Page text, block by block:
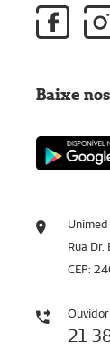
Rua Dr.
CEP:
21
Baixe